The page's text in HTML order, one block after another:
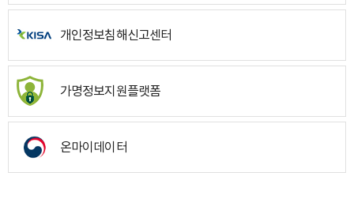
개인정보침해신고센터
가명정보지원플랫폼
온마이데이터